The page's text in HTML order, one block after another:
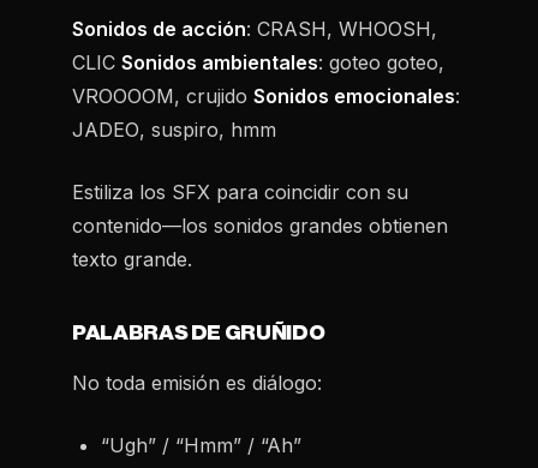
Sonidos de acción: CRASH, WHOOSH,
CLIC Sonidos ambientales: goteo goteo,
VROOOOM, crujido Sonidos emocionales:
JADEO, suspiro, hmm
Estiliza los SFX para coincidir con su
contenido—los sonidos grandes obtienen
texto grande.
PALABRAS DE GRUÑIDO
No toda emisión es diálogo:
“Ugh” / “Hmm” / “Ah”